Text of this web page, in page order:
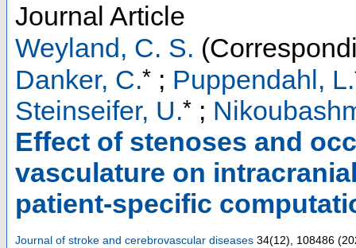
Journal Article
Weyland, C. S.
Danker, C.* ; Puppendahl, L.
Steinseifer, U.* ;
Effect of stenoses and
vasculature on
patient-specific
Journal of stroke and cerebrovascular diseases 34(12), 108486 (